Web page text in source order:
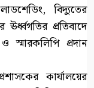
বিদ্যুতের
প্রতিবাদে
স্মারকলিপি প্রদান
কার্যালয়ের